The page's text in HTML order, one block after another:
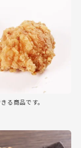
る商品です。